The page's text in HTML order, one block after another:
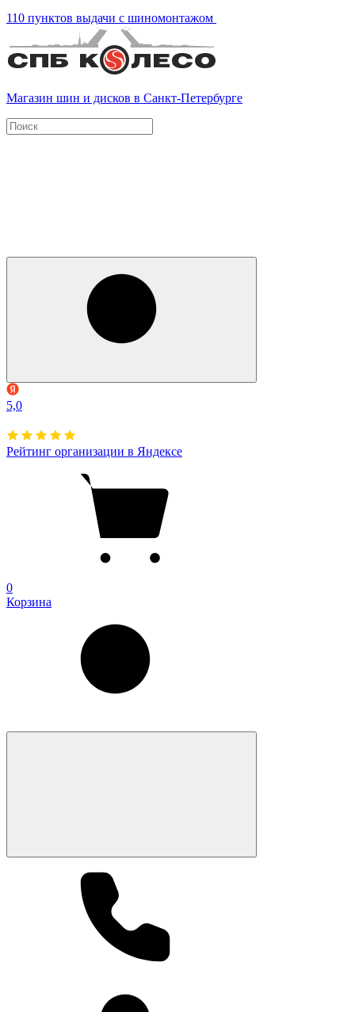
110 пунктов выдачи с шиномонтажом
Магазин шин и дисков в Санкт-Петербурге
5,0
Рейтинг организации в Яндексе
0
Корзина